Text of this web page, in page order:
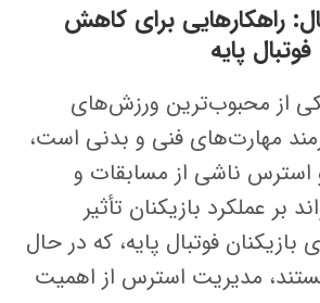
راهکارهایی برای کاهش
پایه
از محبوب‌ترین ورزش‌های
مهارت‌های فنی و بدنی است،
استرس ناشی از مسابقات و
بر عملکرد بازیکنان تأثیر
بازیکنان فوتبال پایه، که در حال
مدیریت استرس از اهمیت